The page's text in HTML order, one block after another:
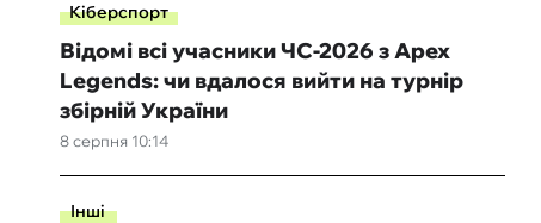
Кіберспорт
8 серпня 10:14
Відомі всі учасники ЧС-2026 з Apex
Legends: чи вдалося вийти на турнір
збірній України
Інші